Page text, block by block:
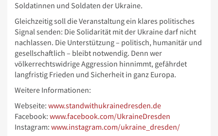
Soldatinnen und Soldaten der Ukraine.
Gleichzeitig soll die Veranstaltung ein klares politisches
Signal senden: Die Solidarität mit der Ukraine darf nicht
nachlassen. Die Unterstützung – politisch, humanitär und
gesellschaftlich – bleibt notwendig. Denn wer
völkerrechtswidrige Aggression hinnimmt, gefährdet
langfristig Frieden und Sicherheit in ganz Europa.
Weitere Informationen:
Webseite: www.standwithukrainedresden.de
Facebook: www.facebook.com/UkraineDresden
Instagram: www.instagram.com/ukraine_dresden/